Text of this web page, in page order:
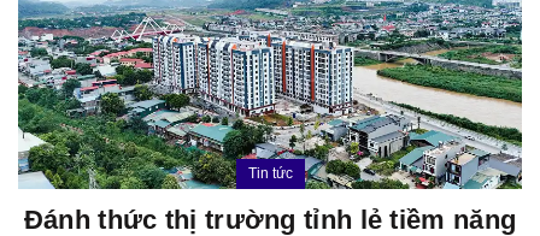
Tin tức
Đánh thức thị trường tỉnh lẻ tiềm năng